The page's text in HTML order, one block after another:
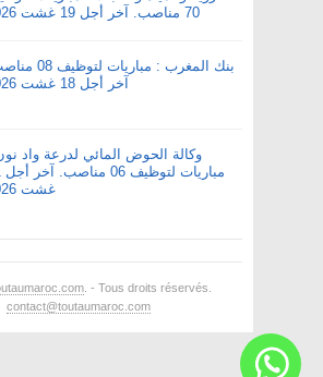
70 مناصب. آخر أجل 19 غشت 2026
بنك المغرب : مباريات
آخر أجل 18 غشت 2026
وكالة الحوض المائي لدرعة واد
غشت 2026
. - Tous droits réservés.
contact@toutaumaroc.com